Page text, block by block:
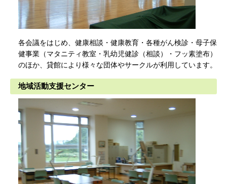
各会議をはじめ、健康相談・健康教育・各種がん検診・母子保
健事業（マタニティ教室・乳幼児健診（相談）・フッ素塗布）
のほか、貸館により様々な団体やサークルが利用しています。
地域活動支援センター